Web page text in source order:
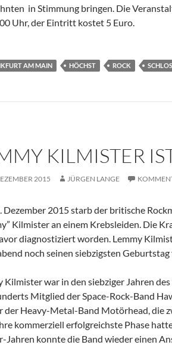
in Stimmung bringen. Die
Uhr, der Eintritt kostet 5 Euro.
AM MAIN HÖCHST ROCK
KILMISTER
2015 JÜRGEN LANGE
Dezember 2015 starb der britische
Kilmister an einem Krebsleiden. Die
diagnostiziert worden. Lemmy
noch seinen siebzigsten Geburtstag
Kilmister war in den siebziger Jahren
Mitglied der Space-Rock-Band
der Heavy-Metal-Band Motörhead, die
kommerziell erfolgreichste Phase
Jahren konnte die Band wieder einen